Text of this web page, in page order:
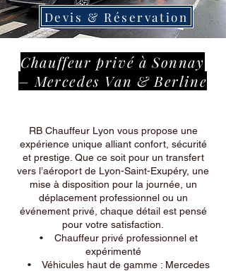
Devis & Réservation
Chauffeur privé à Sonnay
– Mercedes Van & Berline
RB Chauffeur Lyon vous propose une
expérience unique alliant confort, sécurité
et prestige. Que ce soit pour un transfert
vers l’aéroport de Lyon-Saint-Exupéry, une
mise à disposition pour la journée, un
déplacement professionnel ou un
événement privé, chaque détail est pensé
pour votre satisfaction.
• Chauffeur privé professionnel et
expérimenté
• Véhicules haut de gamme : Mercedes